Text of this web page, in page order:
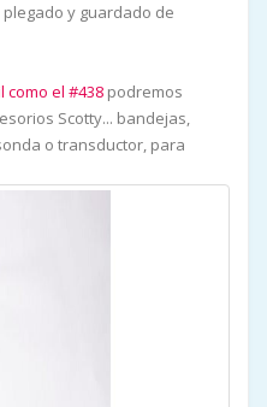
y guardado de
como el #438 podremos
Scotty... bandejas,
o transductor, para